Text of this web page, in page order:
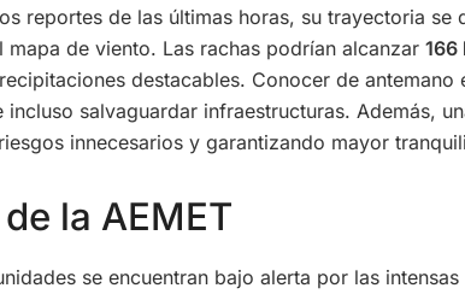
reportes de las últimas horas, su trayectoria
de viento. Las rachas podrían alcanzar 166
destacables. Conocer de
salvaguardar infraestructuras. Además,
innecesarios y garantizando mayor
la AEMET
se encuentran bajo alerta por las